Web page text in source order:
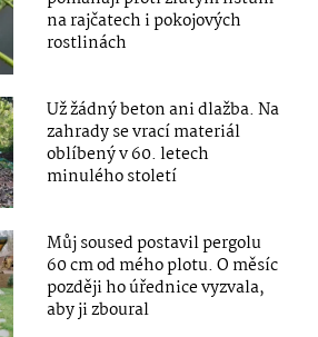
na rajčatech i pokojových
rostlinách
Už žádný beton ani dlažba. Na
zahrady se vrací materiál
oblíbený v 60. letech
minulého století
Můj soused postavil pergolu
60 cm od mého plotu. O měsíc
později ho úřednice vyzvala,
aby ji zboural